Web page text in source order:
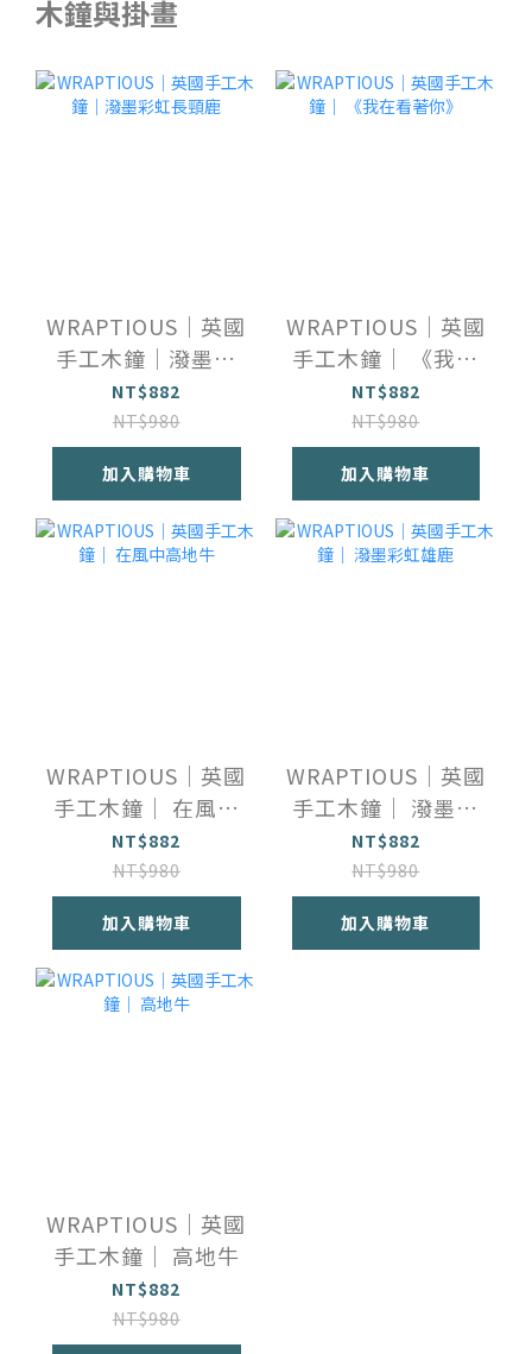
木鐘與掛畫
WRAPTIOUS｜英國
手工木鐘｜潑墨彩
虹長頸鹿
NT$882
NT$980
加入購物車
WRAPTIOUS｜英國
手工木鐘｜ 《我在
看著你》
NT$882
NT$980
加入購物車
WRAPTIOUS｜英國
手工木鐘｜ 在風中
高地牛
NT$882
NT$980
加入購物車
WRAPTIOUS｜英國
手工木鐘｜ 潑墨彩
虹雄鹿
NT$882
NT$980
加入購物車
WRAPTIOUS｜英國
手工木鐘｜ 高地牛
NT$882
NT$980